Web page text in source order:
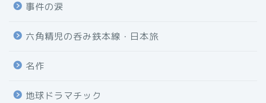
事件の涙
六角精児の呑み鉄本線・日本旅
名作
地球ドラマチック